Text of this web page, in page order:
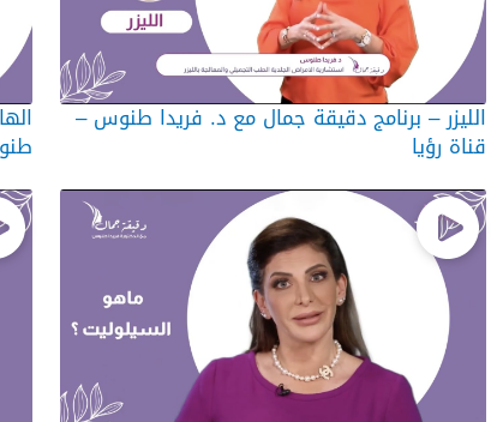
الليزر – برنامج دقيقة جمال مع د. فريدا طنوس –
قناة رؤيا